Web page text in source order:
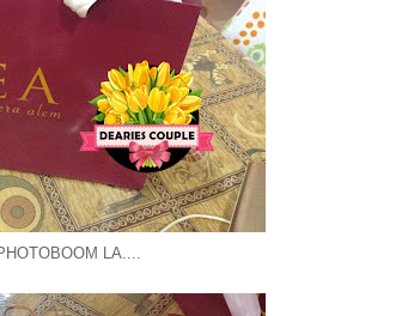
LA....